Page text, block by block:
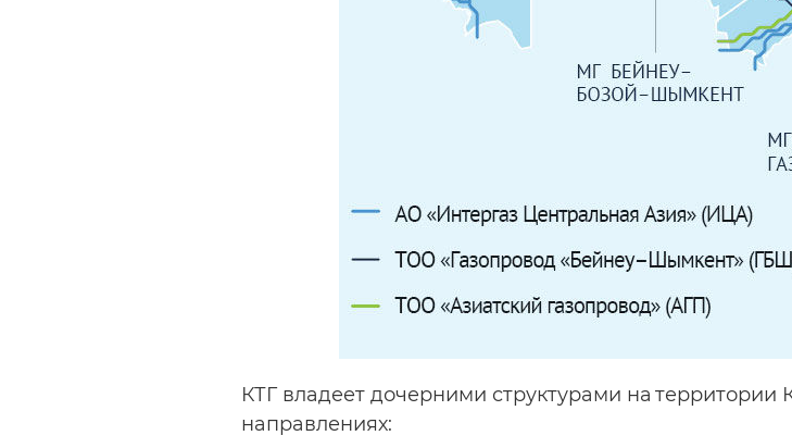
КТГ владеет дочерними структурами на территории
направлениях: